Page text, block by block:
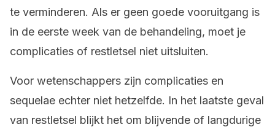
te verminderen. Als er geen goede vooruitgang is
in de eerste week van de behandeling, moet je
complicaties of restletsel niet uitsluiten.
Voor wetenschappers zijn complicaties en
sequelae echter niet hetzelfde. In het laatste geval
van restletsel blijkt het om blijvende of langdurige